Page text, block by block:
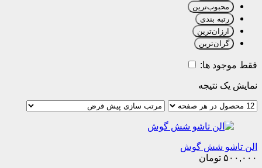
محبوب‌ترین
رتبه بندی
ارزان‌ترین
گران‌ترین
فقط موجود ها:
نمایش یک نتیجه
الن تاشو شش گوش
۵۰۰,۰۰۰ تومان